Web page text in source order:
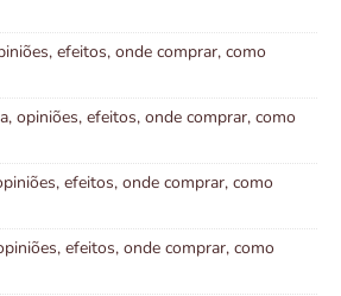
efeitos, onde comprar, como
opiniões, efeitos, onde comprar, como
efeitos, onde comprar, como
efeitos, onde comprar, como